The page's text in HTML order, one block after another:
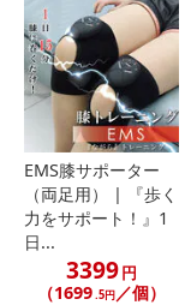
EMS膝サポーター
（両足用） | 『歩く
力をサポート！』1
日...
3399円
（1699 .5円 ／個）